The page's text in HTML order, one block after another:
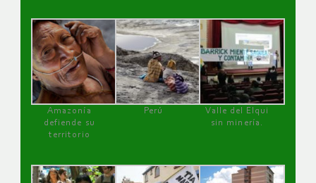
Amazonía
defiende su
territorio
Perú
Valle del Elqui
sin minería.